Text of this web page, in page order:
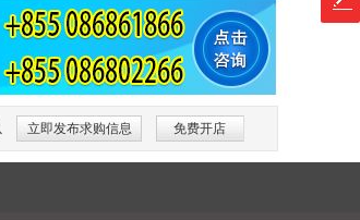
立即发布求购信息 免费开店